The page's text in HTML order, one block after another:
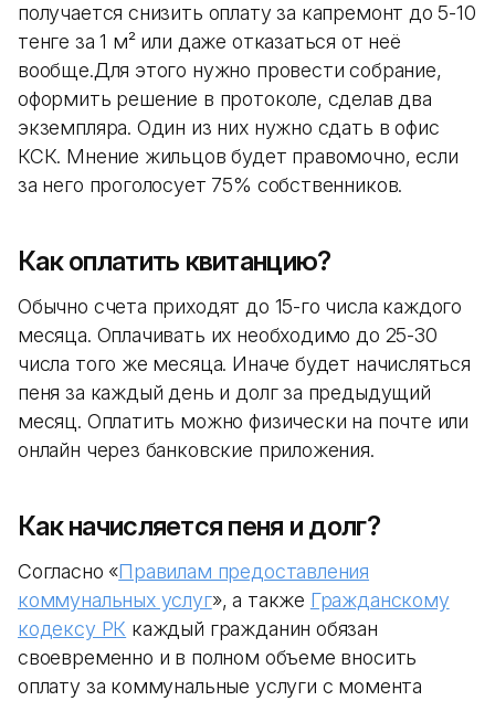
получается снизить оплату за капремонт до 5-10
тенге за 1 м² или даже отказаться от неё
вообще.Для этого нужно провести собрание,
оформить решение в протоколе, сделав два
экземпляра. Один из них нужно сдать в офис
КСК. Мнение жильцов будет правомочно, если
за него проголосует 75% собственников.
Как оплатить квитанцию?
Обычно счета приходят до 15-го числа каждого
месяца. Оплачивать их необходимо до 25-30
числа того же месяца. Иначе будет начисляться
пеня за каждый день и долг за предыдущий
месяц. Оплатить можно физически на почте или
онлайн через банковские приложения.
Как начисляется пеня и долг?
Согласно «Правилам предоставления
коммунальных услуг», а также Гражданскому
кодексу РК каждый гражданин обязан
своевременно и в полном объеме вносить
оплату за коммунальные услуги с момента